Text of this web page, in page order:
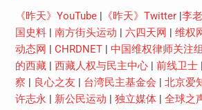
《昨天》YouTube| 《昨天》Twitter| 李
国史料| 南方街头运动 六四天网 维权
动态网
CHRDNET| 中国维权律师关注组
的西藏| 西藏人权与民主中心| 前线卫士|
察
良心之友 台湾民主基金会 北京爱
许志永
新公民运动 独立媒体| 全球之